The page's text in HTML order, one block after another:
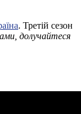
. Третій сезон
долучайтеся